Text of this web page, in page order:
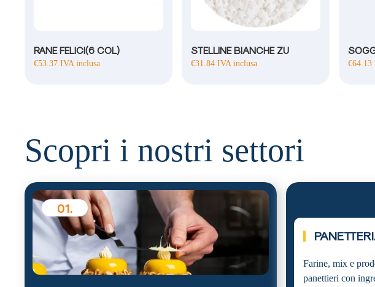
RANE FELICI(6 COL)
€53.37 IVA inclusa
STELLINE BIANCHE ZU
€31.84IVA inclusa €64.13
Scopri i nostri settori
01.
Farine, mix e
panettieri con